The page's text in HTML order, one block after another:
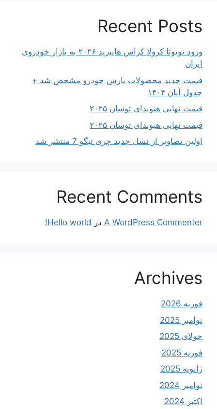
Recent Posts
ورود تویوتا کرولا کراس هایبرید ۲۰۲۶ به بازار خودروی
ایران
قیمت جدید محصولات پارس خودرو مشخص شد +
جدول آبان ۱۴۰۴
قیمت نهایی هیوندای توسان ۲۰۲۵
قیمت نهایی هیوندای توسان ۲۰۲۵
اولین تصاویر از نسل جدید چری تیگو 7 منتشر شد
Recent Comments
A WordPress Commenter در Hello world!
Archives
فوریه 2026
نوامبر 2025
جولای 2025
فوریه 2025
ژانویه 2025
نوامبر 2024
اکتبر 2024